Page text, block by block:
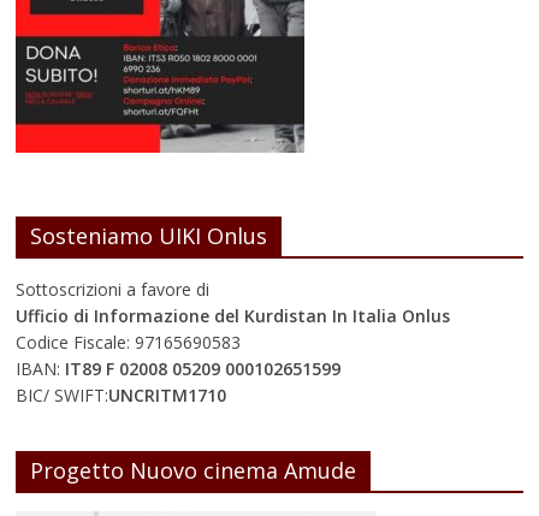
Sosteniamo UIKI Onlus
Sottoscrizioni a favore di
Ufficio di Informazione del Kurdistan In Italia Onlus
Codice Fiscale: 97165690583
IBAN: IT89 F 02008 05209 000102651599
BIC/ SWIFT:UNCRITM1710
Progetto Nuovo cinema Amude